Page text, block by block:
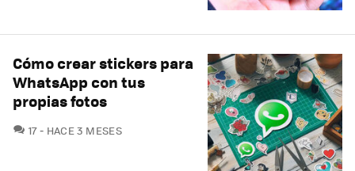
Cómo crear stickers para
WhatsApp con tus
propias fotos
17COMENTARIOS
HACE 3 MESES